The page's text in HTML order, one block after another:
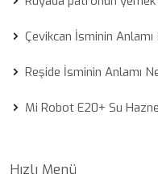
Çevikcan İsminin
Reşide İsminin Anlamı
Mi Robot E20+ Su
Hızlı Menü